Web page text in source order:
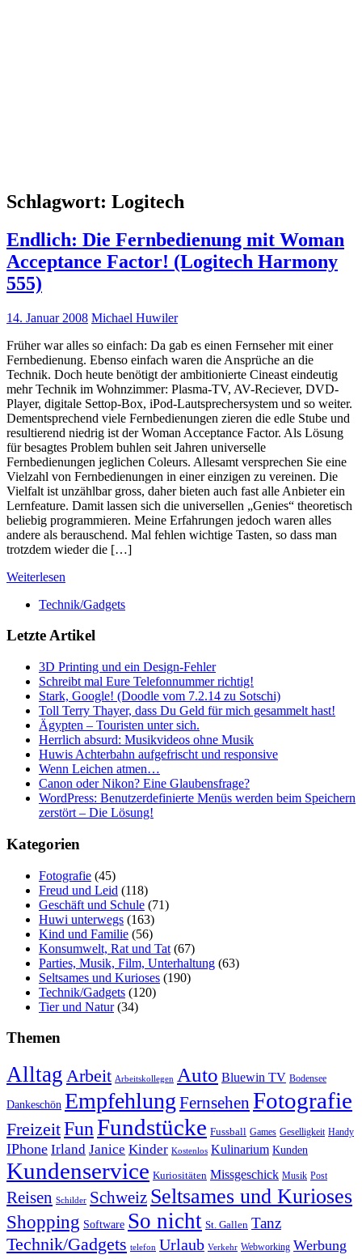
Schlagwort: Logitech
Endlich: Die Fernbedienung mit Woman
Acceptance Factor! (Logitech Harmony
555)
14. Januar 2008 Michael Huwiler
Früher war alles so einfach: Da gab es einen Fernseher mit einer
Fernbedienung. Ebenso einfach waren die Ansprüche an die
Technik. Doch heute benötigt der ambitionierte Cineast eindeutig
mehr Technik im Wohnzimmer: Plasma-TV, AV-Reciever, DVD-
Player, digitale Settop-Box, iPod-Lautsprechersystem und so weiter.
Dementsprechend viele Fernbedienungen zieren die edle Stube und
resultierend niedrig ist der Woman Acceptance Factor. Als Lösung
für besagtes Problem buhlen seit Jahren universelle
Fernbedienungen jeglichen Coleurs. Allesamt versprechen Sie eine
Vielzahl von Fernbedienungen in einer einzigen zu vereinen. Die
Vielfalt ist unzählbar gross, daher bieten auch fast alle Anbieter ein
Lernfeature. Damit lassen sich die universellen „Genies“ theoretisch
beliebig programmieren. Meine Erfahrungen jedoch waren alles
andere als berauschend. Mal fehlen wichtige Tasten, so dass man
trotzdem wieder die […]
Weiterlesen
Technik/Gadgets
Letzte Artikel
3D Printing und ein Design-Fehler
Schreibt mal Eure Telefonnummer richtig!
Stark, Google! (Doodle vom 7.2.14 zu Sotschi)
Toll Terry Thayer, dass Du Geld für mich gesammelt hast!
Ägypten – Touristen unter sich.
Herrlich absurd: Musikvideos ohne Musik
Huwis Achterbahn aufgefrischt und responsive
Wenn Leichen atmen…
Canon oder Nikon? Eine Glaubensfrage?
WordPress: Benutzerdefinierte Menüs werden beim Speichern
zerstört – Die Lösung!
Kategorien
Fotografie (45)
Freud und Leid (118)
Geschäft und Schule (71)
Huwi unterwegs (163)
Kind und Familie (56)
Konsumwelt, Rat und Tat (67)
Parties, Musik, Film, Unterhaltung (63)
Seltsames und Kurioses (190)
Technik/Gadgets (120)
Tier und Natur(34)
Themen
Alltag Arbeit Arbeitskollegen Auto Bluewin TV Bodensee
Dankeschön Empfehlung Fernsehen Fotografie
FreizeitFunFundstücke Fussball Games Geselligkeit Handy
IPhone Irland Janice Kinder Kostenlos Kulinarium Kunden
Kundenservice Kuriositäten Missgeschick Musik Post
Reisen Schilder Schweiz Seltsames und Kurioses
Shopping Software So nicht St. Gallen Tanz
Technik/Gadgets telefon Urlaub Verkehr Webworking Werbung